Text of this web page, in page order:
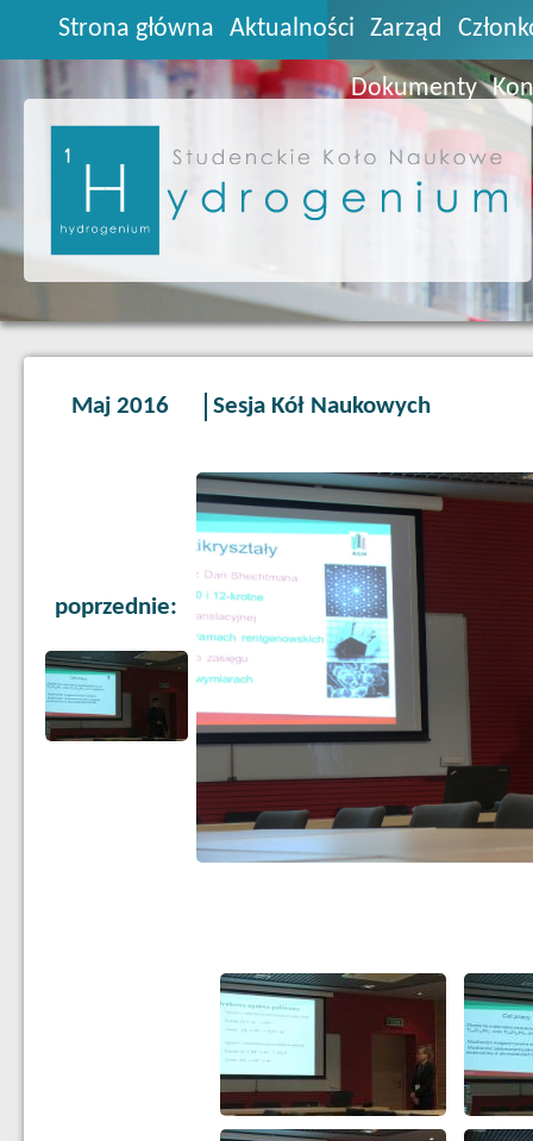
Strona główna Aktualności Zarząd
Dokumenty
Maj 2016 Sesja Kół Naukowych
poprzednie: